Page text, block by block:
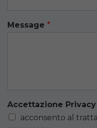
Message *
Accettazione Privacy
acconsento al